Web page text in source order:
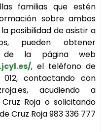
familias que estén
sobre ambos
posibilidad de asistir a
pueden obtener
de la página web
, el teléfono de
contactando con
acudiendo a
Roja o solicitando
Cruz Roja 983 336 777